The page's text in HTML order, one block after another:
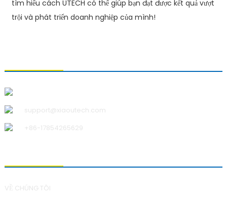
tìm hiểu cách UTECH có thể giúp bạn đạt được kết quả vượt
trội và phát triển doanh nghiệp của mình!
support@xiaoutech.com
+86-17854265629
VỀ CHÚNG TÔI